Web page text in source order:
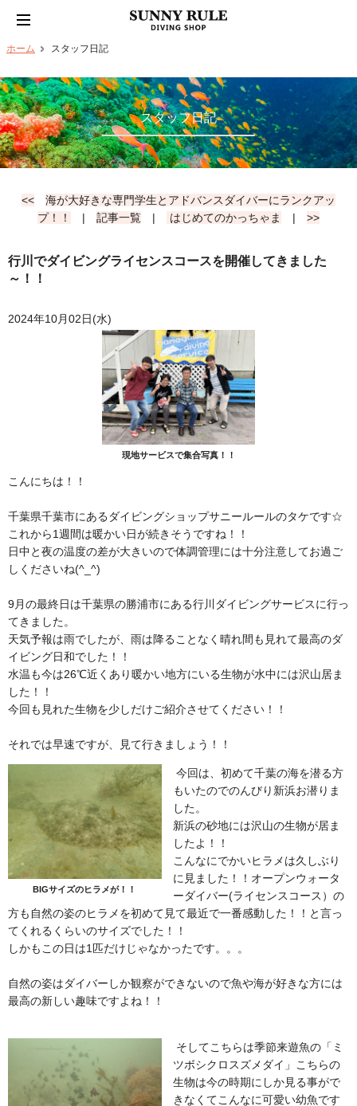
ホーム スタッフ日記
スタッフ日記
<<
海が大好きな専門学生とアドバンスダイバーにランクアッ
プ！！
| 記事一覧 | はじめてのかっちゃま | >>
行川でダイビングライセンスコースを開催してきました
～！！
2024年10月02日(水)
現地サービスで集合写真！！
こんにちは！！
千葉県千葉市にあるダイビングショップサニールールのタケです☆
これから1週間は暖かい日が続きそうですね！！
日中と夜の温度の差が大きいので体調管理には十分注意してお過ご
しくださいね(^_^)
9月の最終日は千葉県の勝浦市にある行川ダイビングサービスに行っ
てきました。
天気予報は雨でしたが、雨は降ることなく晴れ間も見れて最高のダ
イビング日和でした！！
水温も今は26℃近くあり暖かい地方にいる生物が水中には沢山居ま
した！！
今回も見れた生物を少しだけご紹介させてください！！
それでは早速ですが、見て行きましょう！！
BIGサイズのヒラメが！！
今回は、初めて千葉の海を潜る方
もいたのでのんびり新浜お潜りま
した。
新浜の砂地には沢山の生物が居ま
したよ！！
こんなにでかいヒラメは久しぶり
に見ました！！オープンウォータ
ーダイバー(ライセンスコース）の
方も自然の姿のヒラメを初めて見て最近で一番感動した！！と言っ
てくれるくらいのサイズでした！！
しかもこの日は1匹だけじゃなかったです。。。
自然の姿はダイバーしか観察ができないので魚や海が好きな方には
最高の新しい趣味ですよね！！
そしてこちらは季節来遊魚の「ミ
ツボシクロスズメダイ」こちらの
生物は今の時期にしか見る事がで
きなくてこんなに可愛い幼魚です